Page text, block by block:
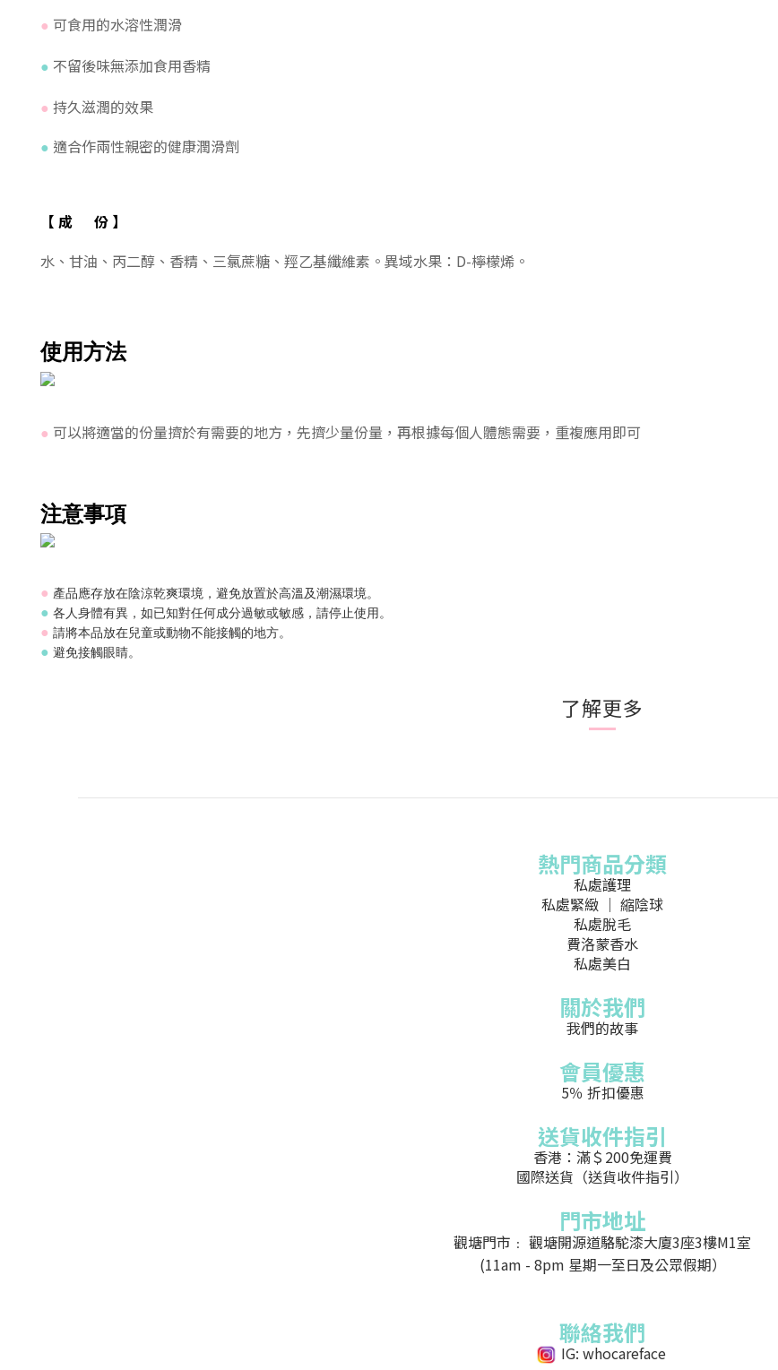
● 可食用的水溶性潤滑
● 不留後味無添加食用香精
● 持久滋潤的效果
● 適合作兩性親密的健康潤滑劑
【 成 份 】
水、甘油、丙二醇、香精、三氯蔗糖、羥乙基纖維素。異域水果：D-檸檬烯。
使用方法
● 可以將適當的份量擠於有需要的地方，先擠少量份量，再根據每個人體態需要，重複應用即可
注意事項
● 產品應存放在陰涼乾爽環境，避免放置於高溫及潮濕環境。
● 各人身體有異，如已知對任何成分過敏或敏感，請停止使用。
● 請將本品放在兒童或動物不能接觸的地方。
● 避免接觸眼睛。
了解更多
熱門商品分類
私處護理
私處緊緻 ｜ 縮陰球
私處脫毛
費洛蒙香水
私處美白
關於我們
我們的故事
會員優惠
5％ 折扣優惠
送貨收件指引
香港：滿＄200免運費
國際送貨（送貨收件指引）
門市地址
觀塘門市﹕ 觀塘開源道駱駝漆大廈3座3樓M1室
(11am - 8pm 星期一至日及公眾假期）
聯絡我們
IG: whocareface